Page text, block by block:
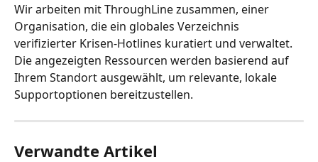
Wir arbeiten mit ThroughLine zusammen, einer
Organisation, die ein globales Verzeichnis
verifizierter Krisen-Hotlines kuratiert und verwaltet.
Die angezeigten Ressourcen werden basierend auf
Ihrem Standort ausgewählt, um relevante, lokale
Supportoptionen bereitzustellen.
Verwandte Artikel